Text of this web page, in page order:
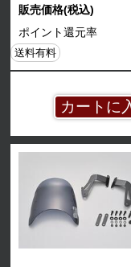
販売価格(税込)
ポイント還元率
送料有料